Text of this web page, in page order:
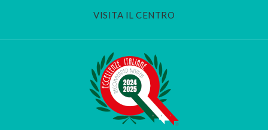
VISITA IL CENTRO